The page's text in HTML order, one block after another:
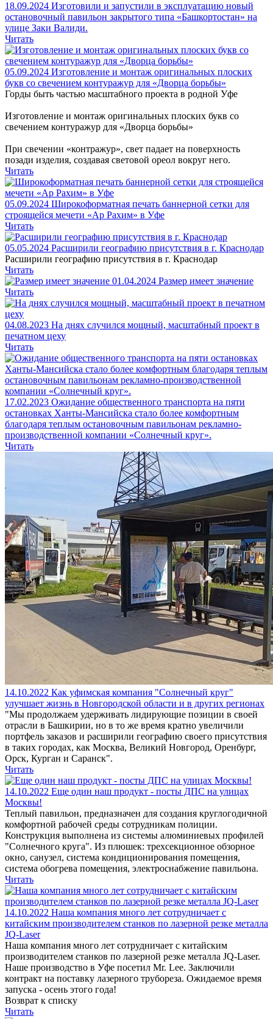
18.09.2024 Изготовили и запустили в эксплуатацию новый
остановочный павильон закрытого типа «Башкортостан» на
улице Заки Валиди.
Читать
05.09.2024 Изготовление и монтаж оригинальных плоских
букв со свечением контуражур для «Дворца борьбы»
Горды быть частью масштабного проекта в родной Уфе
Изготовление и монтаж оригинальных плоских букв со
свечением контуражур для «Дворца борьбы»
При свечении «контражур», свет падает на поверхность
позади изделия, создавая световой ореол вокруг него.
Читать
05.09.2024 Широкоформатная печать баннерной сетки для
строящейся мечети «Ар Рахим» в Уфе
Читать
05.05.2024 Расширили географию присутствия в г. Краснодар
Расширили географию присутствия в г. Краснодар
Читать
01.04.2024 Размер имеет значение
Читать
04.08.2023 На днях случился мощный, масштабный проект в
печатном цеху
Читать
17.02.2023 Ожидание общественного транспорта на пяти
остановках Ханты-Мансийска стало более комфортным
благодаря теплым остановочным павильонам рекламно-
производственной компании «Солнечный круг».
Читать
14.10.2022 Как уфимская компания "Солнечный круг"
улучшает жизнь в Новгородской области и в других регионах
"Мы продолжаем удерживать лидирующие позиции в своей
отрасли в Башкирии, но в то же время кратно увеличили
портфель заказов и расширили географию своего присутствия
в таких городах, как Москва, Великий Новгород, Оренбург,
Орск, Курган и Саранск".
Читать
14.10.2022 Еще один наш продукт - посты ДПС на улицах
Москвы!
Теплый павильон, предназначен для создания круглогодичной
комфортной рабочей среды сотрудникам полиции.
Конструкция выполнена из системы алюминиевых профилей
"Солнечного круга". Из плюшек: трехсекционное обзорное
окно, санузел, система кондиционирования помещения,
система обогрева помещения, электроснабжение павильона.
Читать
14.10.2022 Наша компания много лет сотрудничает с
китайским производителем станков по лазерной резке металла
JQ-Laser
Наша компания много лет сотрудничает с китайским
производителем станков по лазерной резке металла JQ-Laser.
Наше производство в Уфе посетил Mr. Lee. Заключили
контракт на поставку лазерного трубореза. Ожидаемое время
запуска - осень этого года!
Возврат к списку
Читать